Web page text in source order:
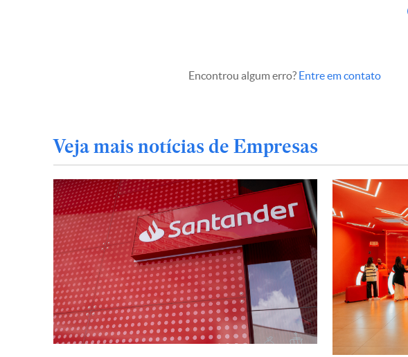
Encontrou algum erro? Entre em contato
Veja mais notícias de Empresas